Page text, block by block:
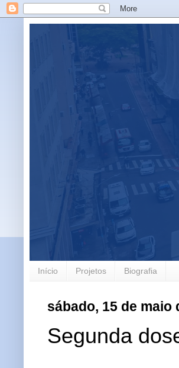
Início Projetos Biografia
sábado, 15 de maio
Segunda